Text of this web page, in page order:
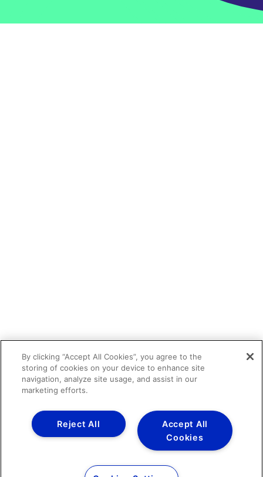
By clicking “Accept All Cookies”, you agree to the
storing of cookies on your device to enhance site
navigation, analyze site usage, and assist in our
marketing efforts.
Accept All
Cookies
Reject All